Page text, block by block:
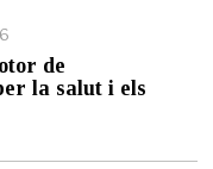
d
e
f
r
de
la salut i els